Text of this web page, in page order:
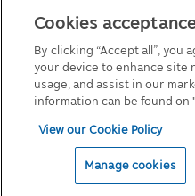
• ในส่วนที่เชื่อมโยงกั
ต่างๆ ที่เกี่ยวข้องสำห
บริการ
• เพื่อช่วยประเมินแล
ตลอดจนป้องกันการฉ้
และการฉ้อโกงที่เกี่ยว
บริการของบริษัทจัดก
• ให้หน่วยงาน/ธนาค
รายงานเครดิตและกา
คู่มือการลงทุนในกองทุนที่มีสิทธิ
แบบฟอร์มต่างๆ
นโยบายเกี่ยวกับคุกกี้
© 2026 Principal Asset
Cookies
By clicking “Accept all”, you
your device to enhance site
usage, and assist in our
information can be found on
View our Cookie Policy
Manage cookies